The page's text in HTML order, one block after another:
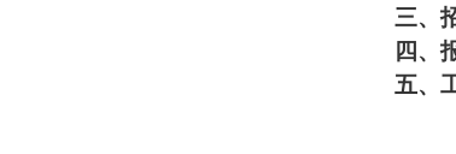
三、
四、
五、